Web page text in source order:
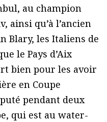
au champion
ainsi qu’à l’ancien
Blary, les Italiens de
le Pays d’Aix
bien pour les avoir
en Coupe
pendant deux
qui est au water-